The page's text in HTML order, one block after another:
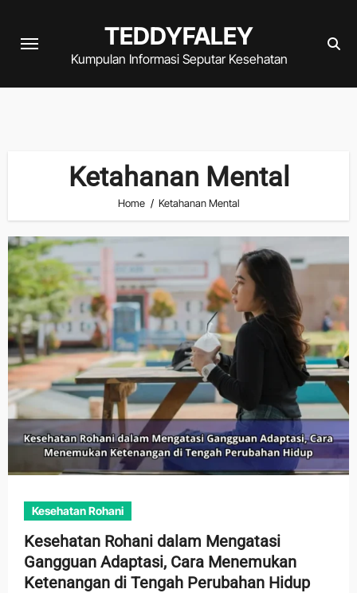
TEDDYFALEY
Kumpulan Informasi Seputar Kesehatan
Ketahanan Mental
Home Ketahanan Mental
Kesehatan Rohani
Kesehatan Rohani dalam Mengatasi
Gangguan Adaptasi, Cara Menemukan
Ketenangan di Tengah Perubahan Hidup